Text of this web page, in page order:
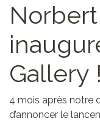
Gallery !
4 mois après notre
d’annoncer le